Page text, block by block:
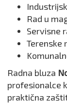
Rad u
Servisne
Terenske
Radna bluza
profesionalce
praktična